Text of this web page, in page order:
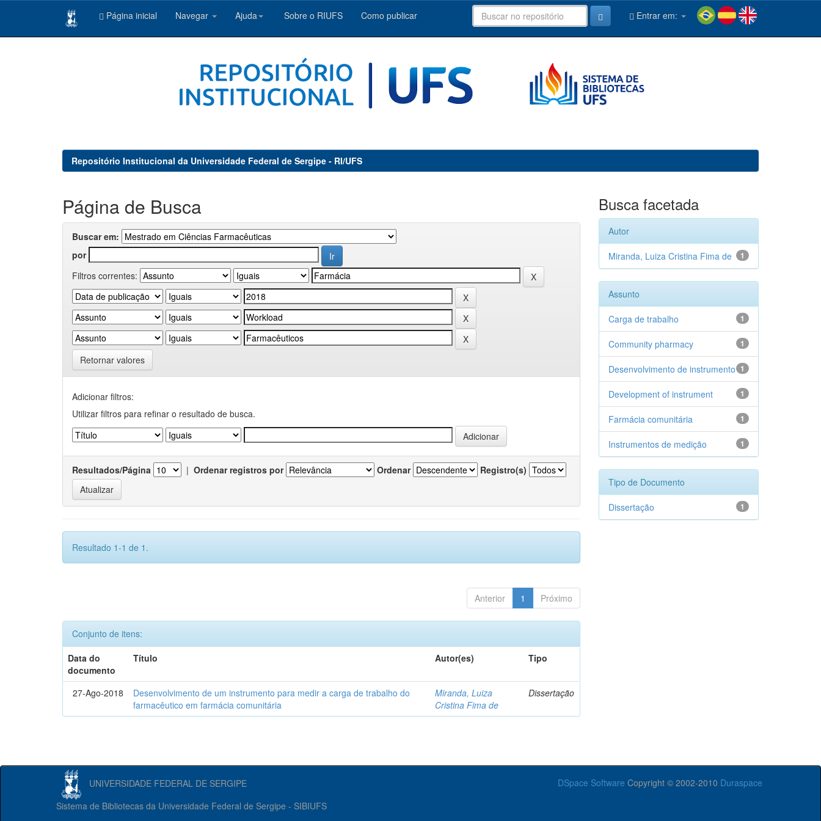
Página inicial Navegar Ajuda Sobre o RIUFS Como publicar Entrar em:
Repositório Institucional da Universidade Federal de Sergipe - RI/UFS
Página de Busca
Buscar em:
por
Filtros correntes:
Retornar valores
Adicionar filtros:
Utilizar filtros para refinar o resultado de busca.
Resultados/Página | Ordenar registros por Ordenar Registro(s)
Resultado 1-1 de 1.
Anterior 1 Próximo
Conjunto de itens:
Data do
documento
Título Autor(es) Tipo
27-Ago-2018
Desenvolvimento de um instrumento para medir a carga de trabalho do
farmacêutico em farmácia comunitária
Miranda, Luiza
Cristina Fima de
Dissertação
Busca facetada
Autor
1
Miranda, Luiza Cristina Fima de
Assunto
1
Carga de trabalho
1
Community pharmacy
1
Desenvolvimento de instrumento
1
Development of instrument
1
Farmácia comunitária
1
Instrumentos de medição
Tipo de Documento
1
Dissertação
UNIVERSIDADE FEDERAL DE SERGIPE DSpace Software Copyright © 2002-2010 Duraspace
Sistema de Bibliotecas da Universidade Federal de Sergipe - SIBIUFS